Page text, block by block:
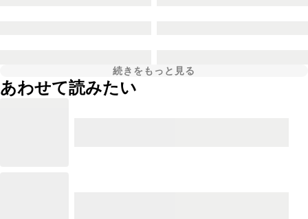
続きをもっと見る
あわせて読みたい